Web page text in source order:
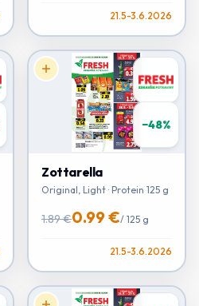
21.5-3.6.2026
−48%
Zottarella
Original, Light · Protein 125 g
1.89 €0.99 €/ 125 g
21.5-3.6.2026